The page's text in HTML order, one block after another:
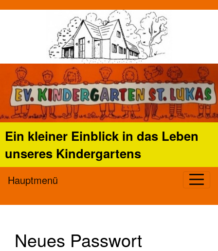
Ein kleiner Einblick in das Leben
unseres Kindergartens
Hauptmenü
Neues Passwort